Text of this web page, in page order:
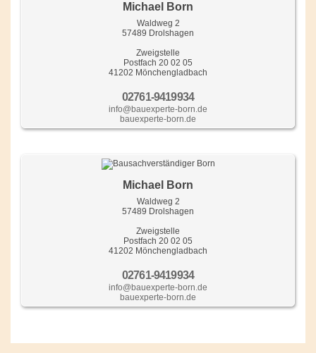
Michael Born
Waldweg 2
57489 Drolshagen
Zweigstelle
Postfach 20 02 05
41202 Mönchengladbach
02761-9419934
info@bauexperte-born.de
bauexperte-born.de
Michael Born
Waldweg 2
57489 Drolshagen
Zweigstelle
Postfach 20 02 05
41202 Mönchengladbach
02761-9419934
info@bauexperte-born.de
bauexperte-born.de